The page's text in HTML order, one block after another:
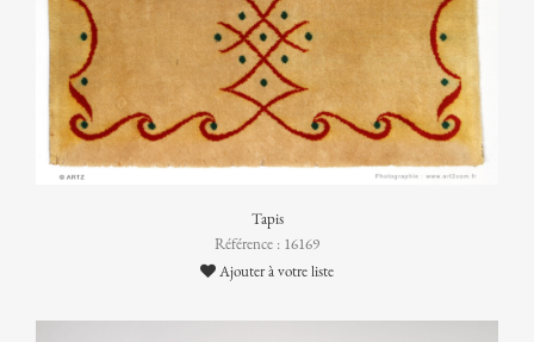
Tapis
Référence : 16169
Ajouter à votre liste